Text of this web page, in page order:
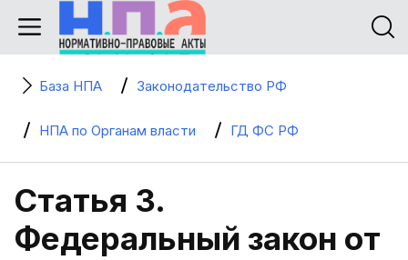
База НПА Законодательство РФ
НПА по Органам власти ГД ФС РФ
Статья 3.
Федеральный закон от